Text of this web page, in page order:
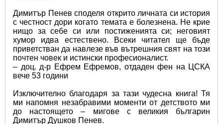
Димитър Пенев споделя открито личната си история
с честност дори когато темата е болезнена. Не крие
нищо за себе си или постиженията си; неговият
хумор идва естествено. Всеки читател ще бъде
приветстван да навлезе във вътрешния свят на този
почтен човек и истински професионалист.
– доц. д-р Ефрем Ефремов, отдаден фен на ЦСКА
вече 53 години
Изключително благодаря за тази чудесна книга! Тя
ми напомня незабравими моменти от детството ми
до настоящето – мигове с великия българин
Димитър Душков Пенев.